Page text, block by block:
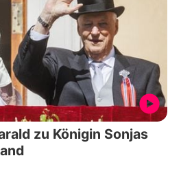
zu Königin Sonjas